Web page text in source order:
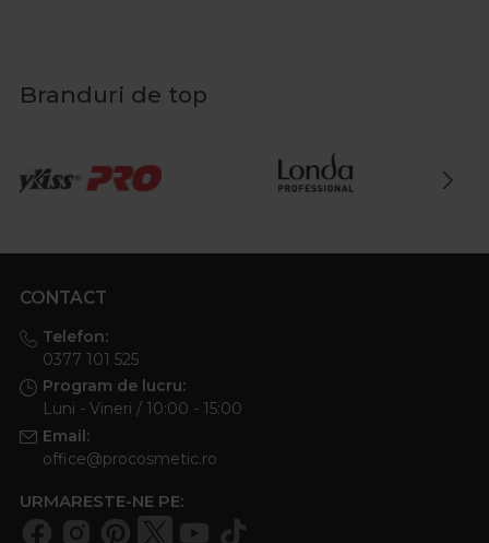
Branduri de top
CONTACT
Telefon:
0377 101 525
Program de lucru:
Luni - Vineri / 10:00 - 15:00
Email:
office@procosmetic.ro
URMARESTE-NE PE: